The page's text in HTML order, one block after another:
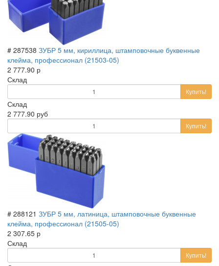
# 287538 ЗУБР 5 мм, кириллица, штамповочные буквенные
клейма, профессионал (21503-05)
2 777.90 р
Склад
Купить!
Склад
2 777.90 руб
Купить!
# 288121 ЗУБР 5 мм, латиница, штамповочные буквенные
клейма, профессионал (21505-05)
2 307.65 р
Склад
Купить!